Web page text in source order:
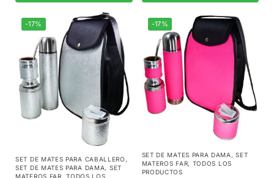
-17%
SET DE MATES PARA CABALLERO ,
SET DE MATES PARA DAMA, SET
MATEROS FAR,TODOS LOS
-17%
SET DE MATES PARA DAMA ,SET
MATEROS FAR, TODOS LOS
PRODUCTOS